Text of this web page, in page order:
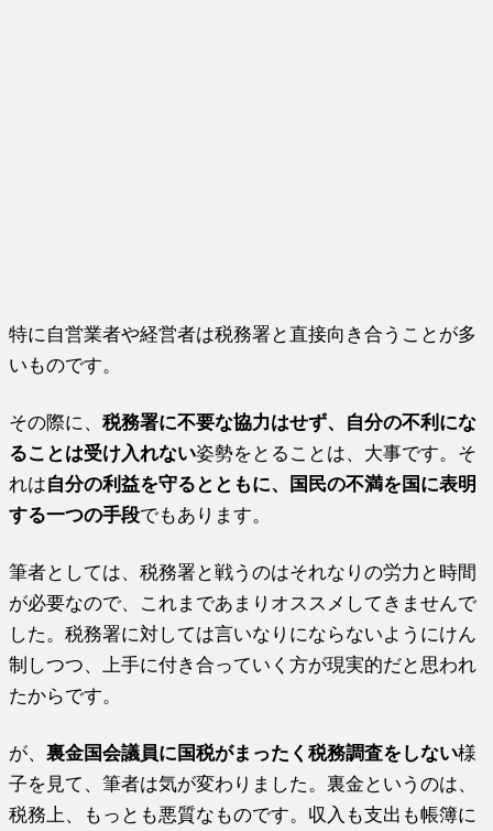
特に自営業者や経営者は税務署と直接向き合うことが多
いものです。
その際に、税務署に不要な協力はせず、自分の不利にな
ることは受け入れない姿勢をとることは、大事です。そ
れは自分の利益を守るとともに、国民の不満を国に表明
する一つの手段でもあります。
筆者としては、税務署と戦うのはそれなりの労力と時間
が必要なので、これまであまりオススメしてきませんで
した。税務署に対しては言いなりにならないようにけん
制しつつ、上手に付き合っていく方が現実的だと思われ
たからです。
が、裏金国会議員に国税がまったく税務調査をしない様
子を見て、筆者は気が変わりました。裏金というのは、
税務上、もっとも悪質なものです。収入も支出も帳簿に